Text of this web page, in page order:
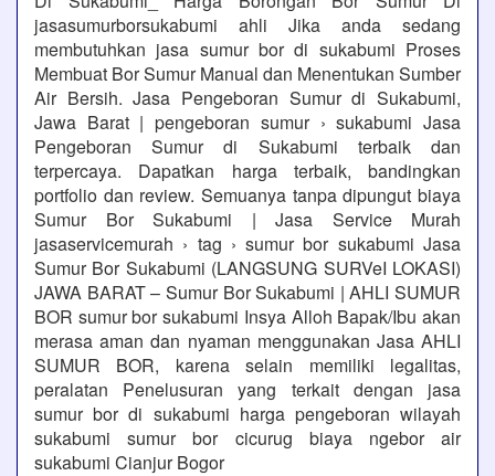
jasasumurborsukabumi ahli Jika anda sedang
membutuhkan jasa sumur bor di sukabumi Proses
Membuat Bor Sumur Manual dan Menentukan Sumber
Air Bersih. Jasa Pengeboran Sumur di Sukabumi,
Jawa Barat | pengeboran sumur › sukabumi Jasa
Pengeboran Sumur di Sukabumi terbaik dan
terpercaya. Dapatkan harga terbaik, bandingkan
portfolio dan review. Semuanya tanpa dipungut biaya
Sumur Bor Sukabumi | Jasa Service Murah
jasaservicemurah › tag › sumur bor sukabumi Jasa
Sumur Bor Sukabumi (LANGSUNG SURVeI LOKASI)
JAWA BARAT – Sumur Bor Sukabumi | AHLI SUMUR
BOR sumur bor sukabumi Insya Alloh Bapak/Ibu akan
merasa aman dan nyaman menggunakan Jasa AHLI
SUMUR BOR, karena selain memiliki legalitas,
peralatan Penelusuran yang terkait dengan jasa
sumur bor di sukabumi harga pengeboran wilayah
sukabumi sumur bor cicurug biaya ngebor air
sukabumi Cianjur Bogor